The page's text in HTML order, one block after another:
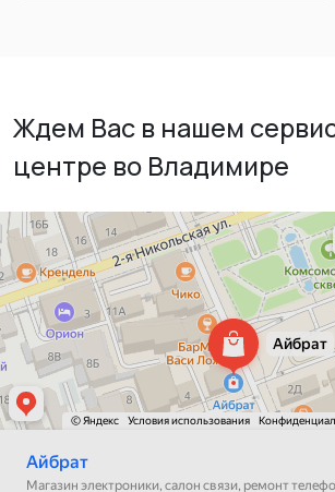
Ждем Вас в нашем
центре во Владимире